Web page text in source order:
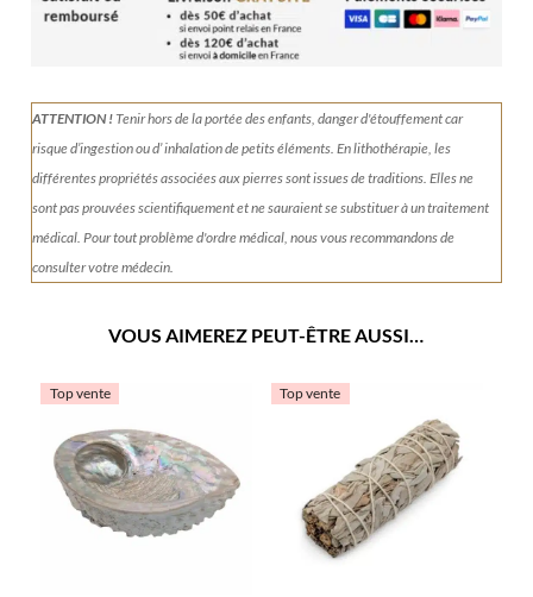
ATTENTION !Tenirhors de la portée des enfants, danger d'étouffement car
risque d’ingestion ou d’ inhalation de petits éléments.En lithothérapie, les
différentes propriétés associées aux pierres sont issues de traditions. Elles ne
sont pas prouvées scientifiquement et ne sauraient se substituer à un traitement
médical. Pour tout problème d'ordre médical, nous vous recommandons de
consulter votre médecin.
VOUS AIMEREZ PEUT-ÊTRE AUSSI…
Top vente Top vente